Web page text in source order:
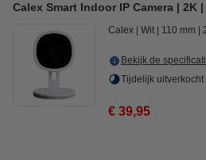
Calex Smart Indoor IP Camera | 2K
Calex Wit 110 mm
Bekijk de
Tijdelijk uitverkocht
€ 39,95